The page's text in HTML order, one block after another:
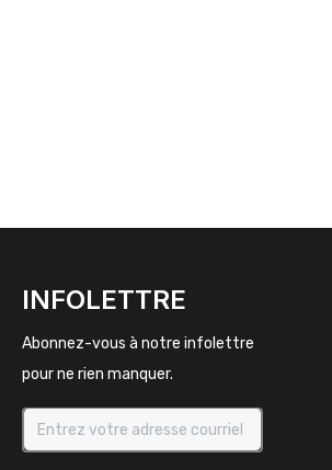
INFOLETTRE
Abonnez-vous à notre infolettre
pour ne rien manquer.